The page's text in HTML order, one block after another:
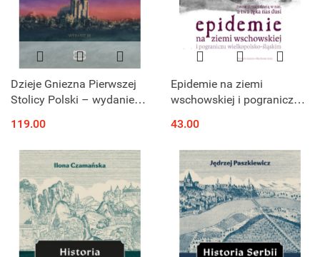
Dzieje Gniezna Pierwszej
Stolicy Polski – wydanie
119.00
Epidemie na ziemi
wschowskiej i pograniczu
43.00